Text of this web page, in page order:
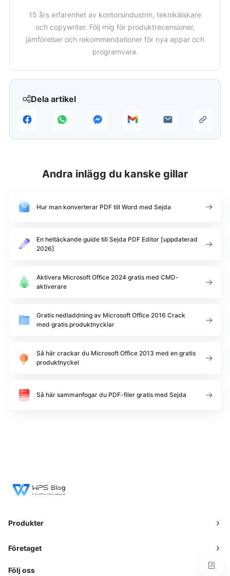
Dela artikel
15 års erfarenhet av kontorsindustrin, teknikälskare
och copywriter. Följ mig för produktrecensioner,
jämförelser och rekommendationer för nya appar och
programvara.
Andra inlägg du kanske gillar
Hur man konverterar PDF till Word med Sejda
En heltäckande guide till Sejda PDF Editor [uppdaterad
2026]
Aktivera Microsoft Office 2024 gratis med CMD-
aktiverare
Gratis nedladdning av Microsoft Office 2016 Crack
med gratis produktnycklar
Så här crackar du Microsoft Office 2013 med en gratis
produktnyckel
Så här sammanfogar du PDF-filer gratis med Sejda
Produkter
Företaget
Följ oss